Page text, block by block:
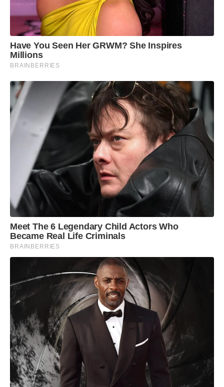
Have You Seen Her GRWM? She Inspires
Millions
BRAINBERRIES
Meet The 6 Legendary Child Actors Who
Became Real Life Criminals
BRAINBERRIES